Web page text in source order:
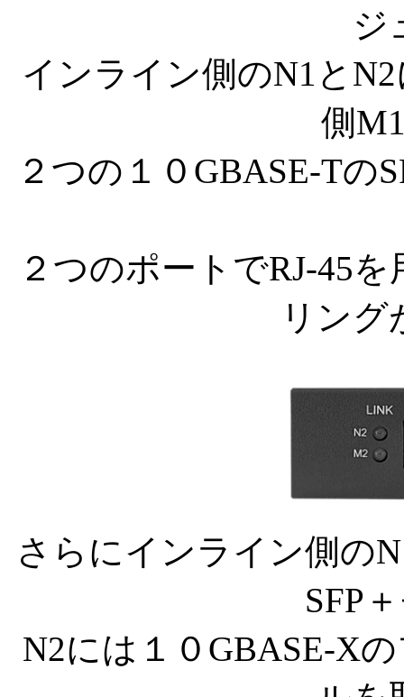
ジ
インライン側のN1と
側
２つの１０GBASE-Tの
２つのポートでRJ-45
リング
さらにインライン側の
SFP
N2には１０GBASE-X